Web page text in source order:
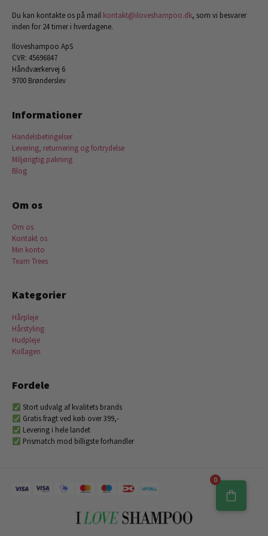
Du kan kontakte os på mail kontakt@iloveshampoo.dk, som vi besvarer
inden for 24 timer i hverdagene.
Iloveshampoo ApS
CVR: 45696847
Håndværkervej 6
9700 Brønderslev
Informationer
Handelsbetingelser
Levering, returnering og fortrydelse
Miljørigtig pakning
Blog
Om os
Om os
Kontakt os
Min konto
Team Trees
Kategorier
Hårpleje
Hårstyling
Hudpleje
Kollagen
Fordele
Stort udvalg af kvalitets brands
Gratis fragt ved køb over 399,-
Levering i hele landet
Prismatch mod billigste forhandler
0